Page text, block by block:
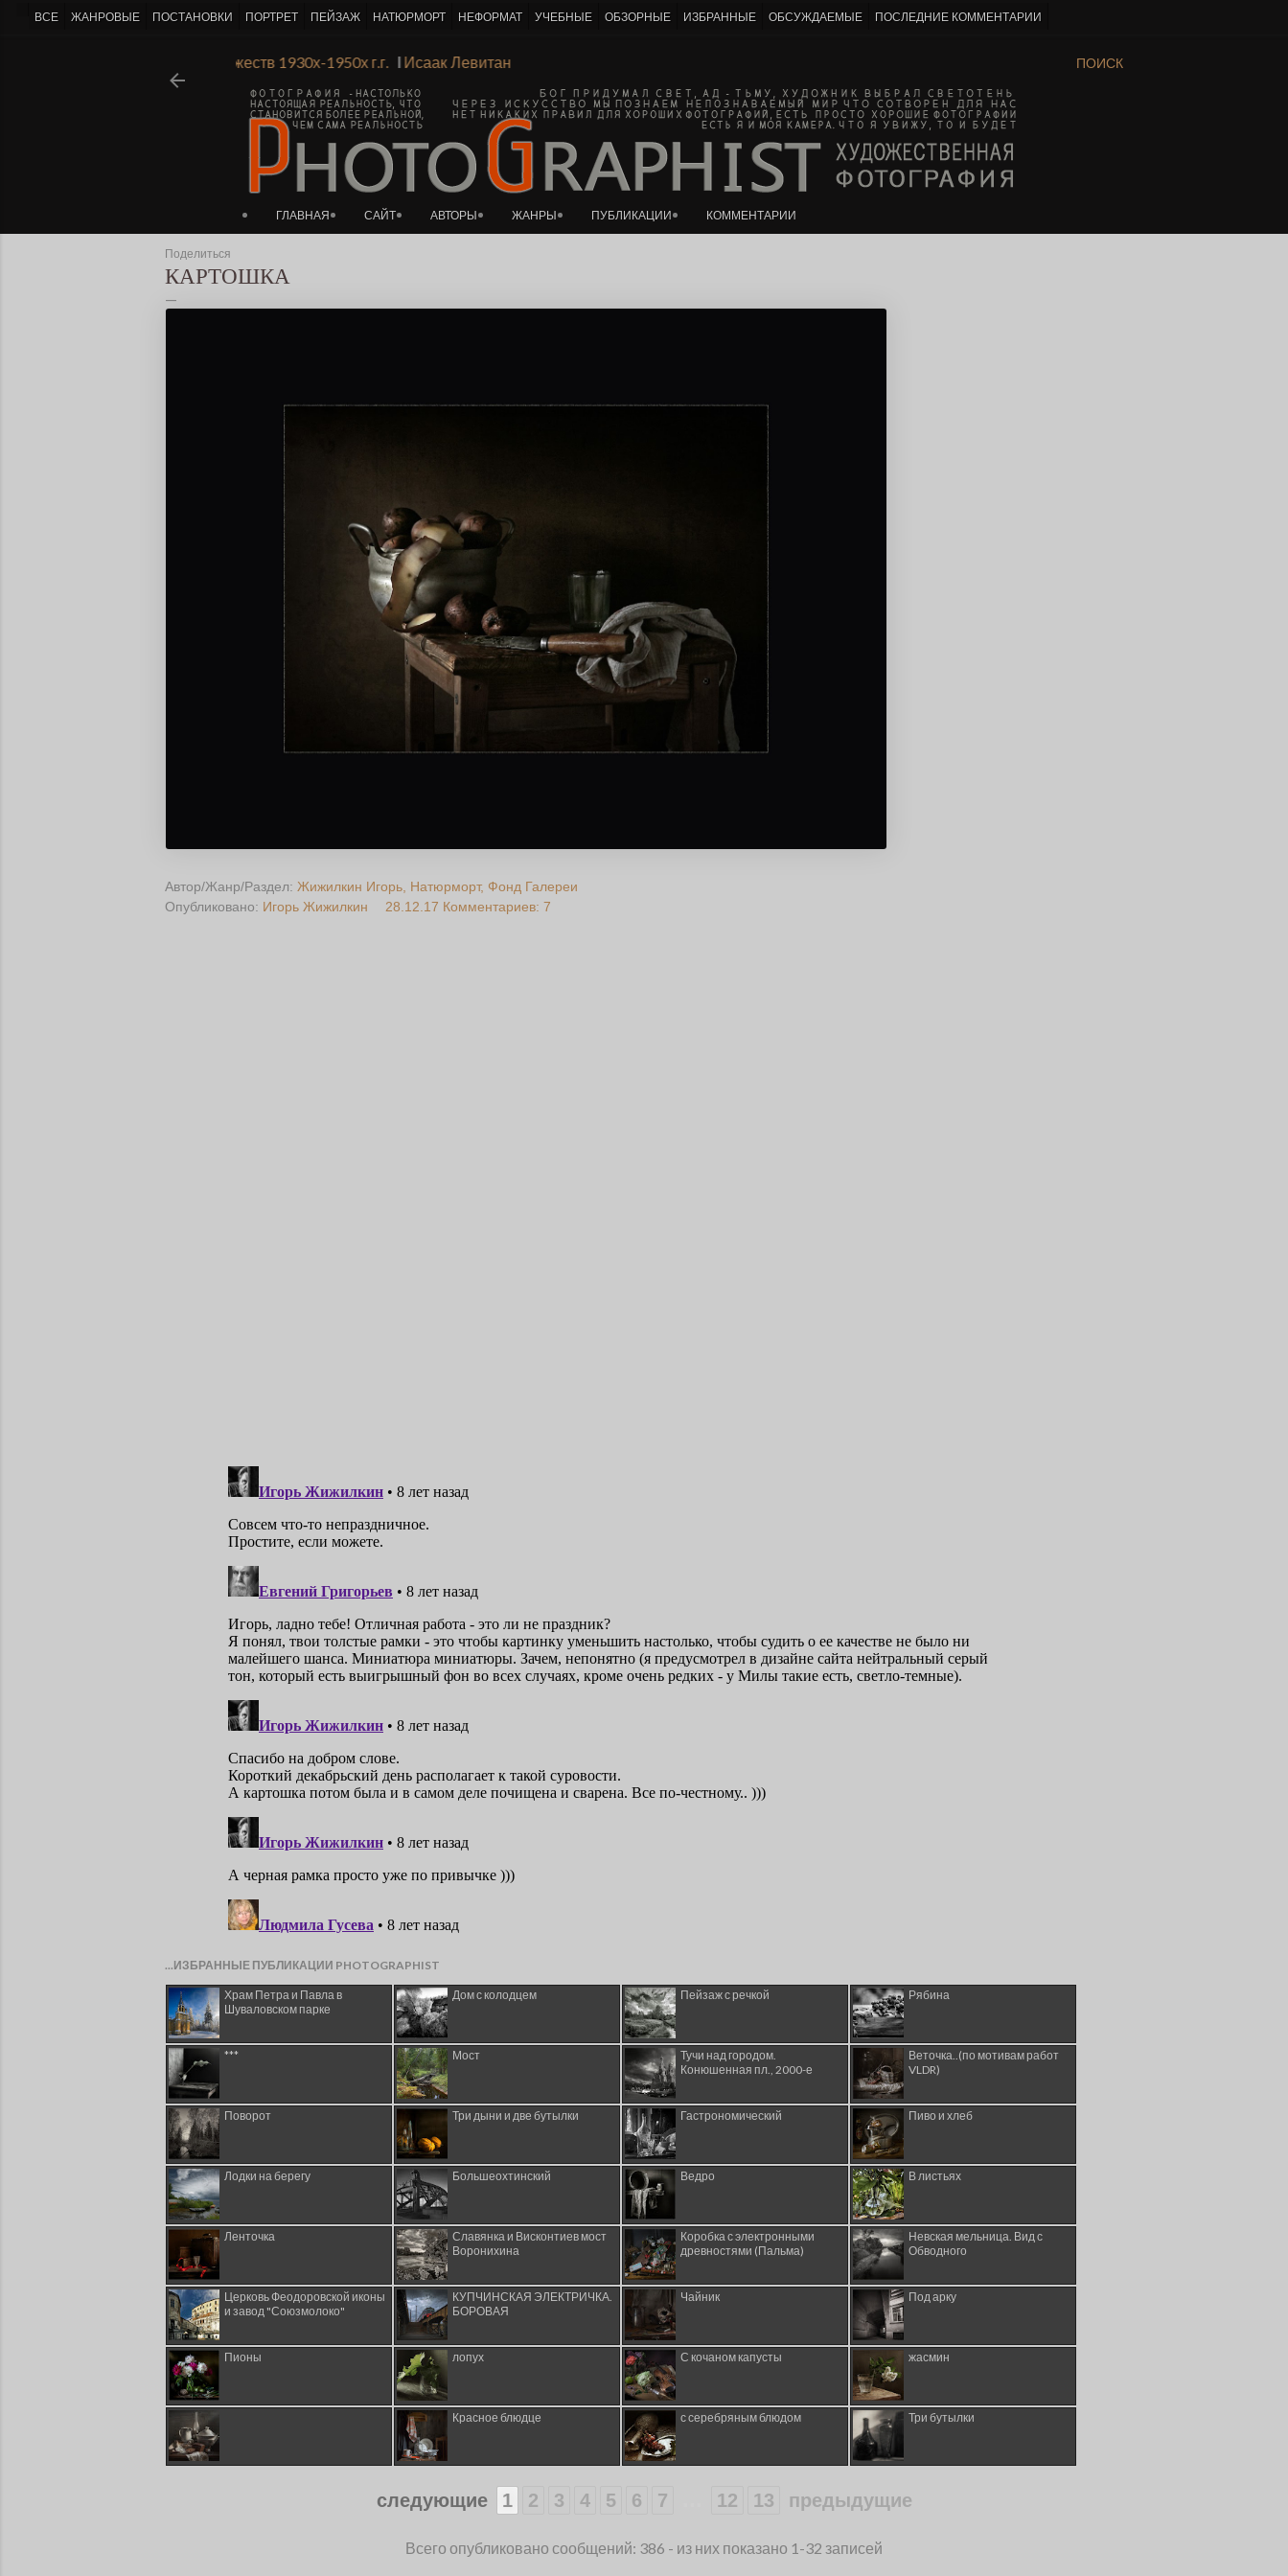
К основному контенту
ПОИСК
Ленинградской Академии Художеств 1930х-1950х г.г. ΙИсаак Левитан
ГЛАВНАЯ САЙТ АВТОРЫ ЖАНРЫ ПУБЛИКАЦИИ КОММЕНТАРИИ
Поделиться
КАРТОШКА
Автор/Жанр/Раздел: Жижилкин Игорь Натюрморт Фонд Галереи
Опубликовано: Игорь Жижилкин 28.12.17 Комментариев: 7
...ИЗБРАННЫЕ ПУБЛИКАЦИИ PHOTOGRAPHIST
Храм Петра и Павла в
Шуваловском парке
Дом с колодцем Пейзаж с речкой Рябина
*** Мост
Тучи над городом.
Конюшенная пл., 2000-е
Веточка..(по мотивам работ
VLDR)
Поворот Три дыни и две бутылки Гастрономический Пиво и хлеб
Лодки на берегу Большеохтинский Ведро В листьях
Ленточка
Славянка и Висконтиев мост
Воронихина
Коробка с электронными
древностями (Пальма)
Невская мельница. Вид с
Обводного
Церковь Феодоровской иконы
и завод "Союзмолоко"
КУПЧИНСКАЯ ЭЛЕКТРИЧКА.
БОРОВАЯ
Чайник Под арку
Пионы лопух С кочаном капусты жасмин
Красное блюдце с серебряным блюдом Три бутылки
следующие 1 2 3 4 5 6 7 12 13 предыдущие
Всего опубликовано сообщений: 386 - из них показано 1-32 записей
ВСЕ ЖАНРОВЫЕ ПОСТАНОВКИ ПОРТРЕТ ПЕЙЗАЖ НАТЮРМОРТ НЕФОРМАТ УЧЕБНЫЕ ОБЗОРНЫЕ ИЗБРАННЫЕ ОБСУЖДАЕМЫЕ ПОСЛЕДНИЕ КОММЕНТАРИИ